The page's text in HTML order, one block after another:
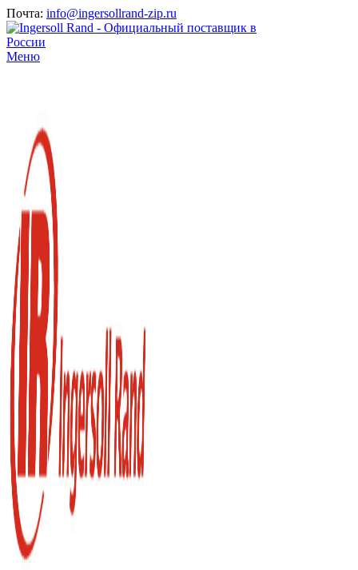
Почта: info@ingersollrand-zip.ru
Меню